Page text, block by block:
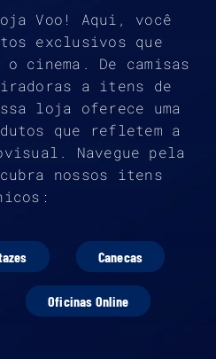
Voo! Aqui, você
exclusivos que
cinema. De camisas
a itens de
loja oferece uma
que refletem a
Navegue pela
nossos itens
Canecas
Oficinas Online